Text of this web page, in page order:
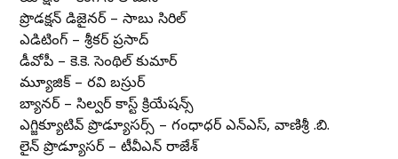
ప్రొడక్షన్ డిజైనర్ – సాబు సిరిల్
ఎడిటింగ్ – శ్రీకర్ ప్రసాద్
డీవోపీ – కె.కె. సెంథిల్ కుమార్
మ్యూజిక్ – రవి బస్రుర్
బ్యానర్ – సిల్వర్ కాస్ట్ క్రియేషన్స్
ఎగ్జిక్యూటివ్ ప్రొడ్యూసర్స్ – గంధాధర్ ఎన్ఎస్, వాణిశ్రీ .బి.
లైన్ ప్రొడ్యూసర్ – టీవీఎన్ రాజేశ్